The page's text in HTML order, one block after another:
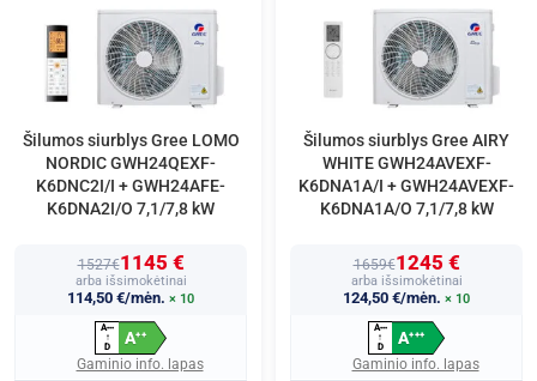
Šilumos siurblys Gree LOMO
NORDIC GWH24QEXF-
K6DNC2I/I + GWH24AFE-
K6DNA2I/O 7,1/7,8 kW
1527€1145 €
arba išsimokėtinai
114,50 €/mėn. × 10
A+++
↑
D
A++
Gaminio info. lapas
Šilumos siurblys Gree AIRY
WHITE GWH24AVEXF-
K6DNA1A/I + GWH24AVEXF-
K6DNA1A/O 7,1/7,8 kW
1659€1245 €
arba išsimokėtinai
124,50 €/mėn. × 10
A+++
↑
D
A+++
Gaminio info. lapas